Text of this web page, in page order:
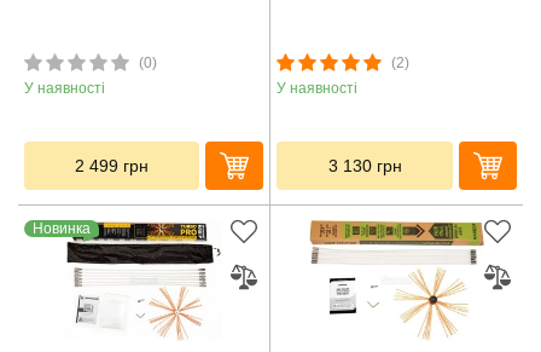
(0)
У наявності
2 499 грн
(2)
У наявності
3 130 грн
Новинка